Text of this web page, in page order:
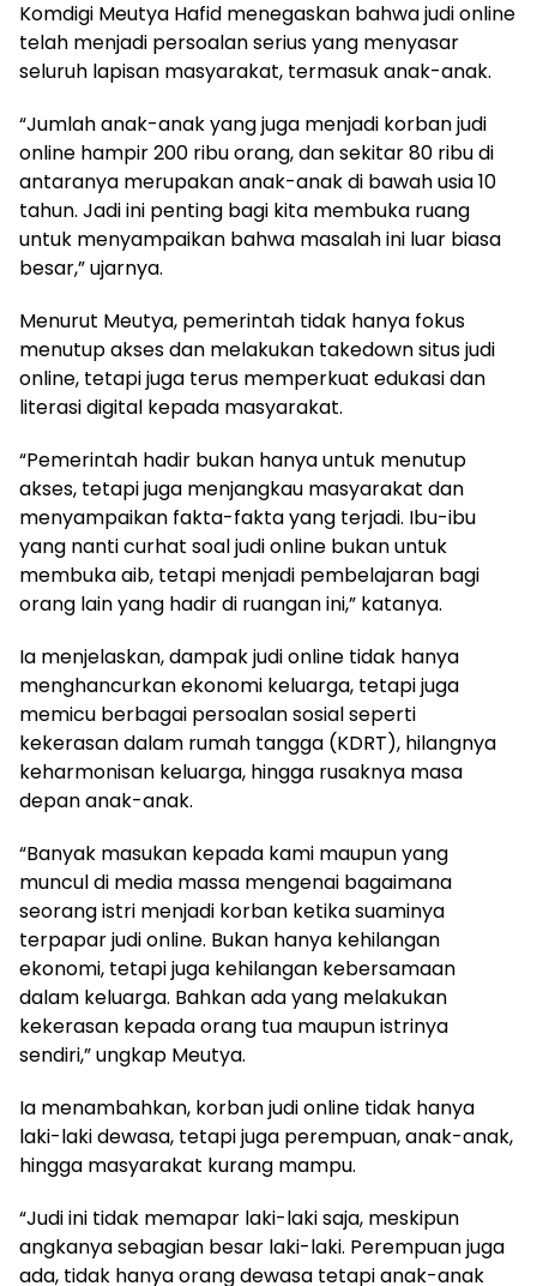
Komdigi Meutya Hafid menegaskan bahwa judi online
telah menjadi persoalan serius yang menyasar
seluruh lapisan masyarakat, termasuk anak-anak.
“Jumlah anak-anak yang juga menjadi korban judi
online hampir 200 ribu orang, dan sekitar 80 ribu di
antaranya merupakan anak-anak di bawah usia 10
tahun. Jadi ini penting bagi kita membuka ruang
untuk menyampaikan bahwa masalah ini luar biasa
besar,” ujarnya.
Menurut Meutya, pemerintah tidak hanya fokus
menutup akses dan melakukan takedown situs judi
online, tetapi juga terus memperkuat edukasi dan
literasi digital kepada masyarakat.
“Pemerintah hadir bukan hanya untuk menutup
akses, tetapi juga menjangkau masyarakat dan
menyampaikan fakta-fakta yang terjadi. Ibu-ibu
yang nanti curhat soal judi online bukan untuk
membuka aib, tetapi menjadi pembelajaran bagi
orang lain yang hadir di ruangan ini,” katanya.
Ia menjelaskan, dampak judi online tidak hanya
menghancurkan ekonomi keluarga, tetapi juga
memicu berbagai persoalan sosial seperti
kekerasan dalam rumah tangga (KDRT), hilangnya
keharmonisan keluarga, hingga rusaknya masa
depan anak-anak.
“Banyak masukan kepada kami maupun yang
muncul di media massa mengenai bagaimana
seorang istri menjadi korban ketika suaminya
terpapar judi online. Bukan hanya kehilangan
ekonomi, tetapi juga kehilangan kebersamaan
dalam keluarga. Bahkan ada yang melakukan
kekerasan kepada orang tua maupun istrinya
sendiri,” ungkap Meutya.
Ia menambahkan, korban judi online tidak hanya
laki-laki dewasa, tetapi juga perempuan, anak-anak,
hingga masyarakat kurang mampu.
“Judi ini tidak memapar laki-laki saja, meskipun
angkanya sebagian besar laki-laki. Perempuan juga
ada, tidak hanya orang dewasa tetapi anak-anak